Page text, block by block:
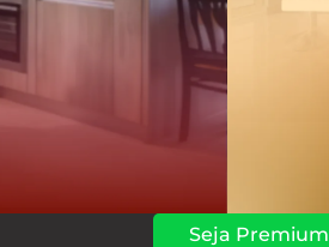
Seja Premium